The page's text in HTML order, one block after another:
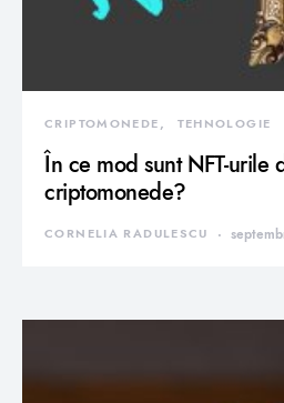
CRIPTOMONEDE TEHNOLOGIE
În ce mod sunt NFT-urile
criptomonede?
CORNELIA RADULESCU